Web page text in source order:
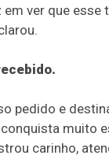
ver que
pedido e
muito
carinho,